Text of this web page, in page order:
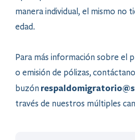
manera individual, el mismo no
edad.​
Para más información sobre el
o emisión de pólizas,
buzón
través de nuestros múltiples